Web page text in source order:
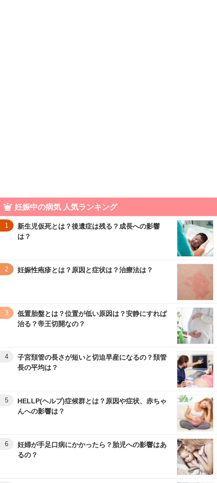
妊娠中の病気 人気ランキング
1
新生児仮死とは？後遺症は残る？成長への影響
は？
2 妊娠性疱疹とは？原因と症状は？治療法は？
3
低置胎盤とは？位置が低い原因は？安静にすれば
治る？帝王切開なの？
4
子宮頚管の長さが短いと切迫早産になるの？頚管
長の平均は？
5
HELLP(ヘルプ)症候群とは？原因や症状、赤ちゃ
んへの影響は？
6
妊婦が手足口病にかかったら？胎児への影響はあ
るの？